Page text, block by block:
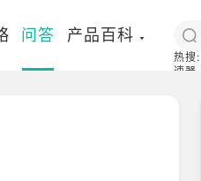
问答 产品百科
热搜:
速器